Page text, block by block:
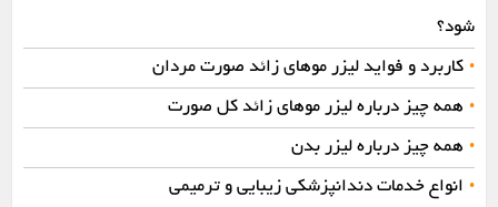
شود؟
• کاربرد و فواید لیزر موهای زائد صورت مردان
• همه چیز درباره لیزر موهای زائد کل صورت
• همه چیز درباره لیزر بدن
• انواع خدمات دندانپزشکی زیبایی و ترمیمی